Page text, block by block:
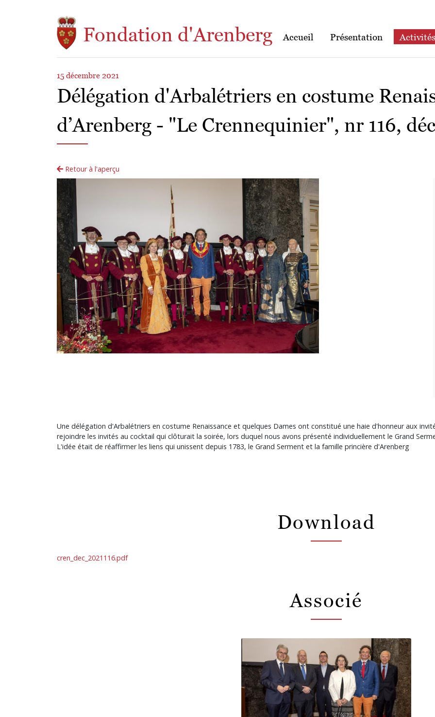
Fondation d'Arenberg Accueil Présentation
15 décembre 2021
Délégation d'Arbalétriers en costume
d’Arenberg - "Le Crennequinier", nr 116,
Retour à l'aperçu
Une délégation d'Arbalétriers en costume Renaissance et quelques Dames ont constitué une haie d'honneur aux
rejoindre les invités au cocktail qui clôturait la soirée, lors duquel nous avons présenté individuellement le Grand
L'idée était de réaffirmer les liens qui unissent depuis 1783, le Grand Serment et la famille princière d'Arenberg
Download
cren_dec_2021116.pdf
Associé